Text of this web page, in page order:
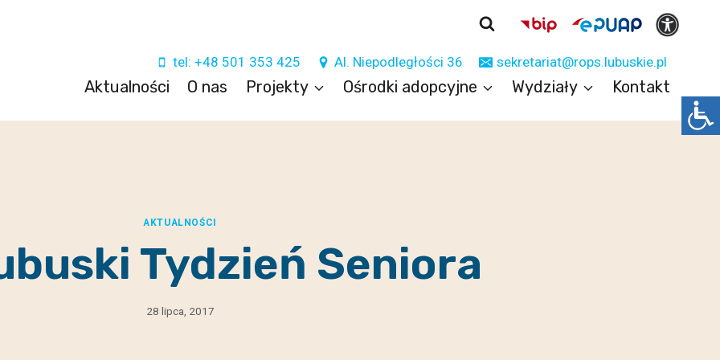
tel: +48 501 353 425 Al. Niepodległości 36 sekretariat@rops.lubuskie.pl
Aktualności O nas Projekty Ośrodki adopcyjne Wydziały Kontakt
AKTUALNOŚCI
Tydzień Seniora
28 lipca, 2017